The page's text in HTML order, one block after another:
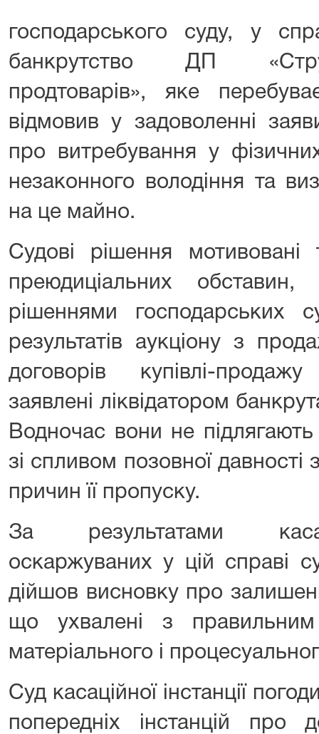
господарського суду, у
банкрутство ДП
продтоварів», яке
відмовив у задоволенні
про витребування у
незаконного володіння та
на це майно.
Судові рішення
преюдиціальних обставин,
рішеннями господарських
результатів аукціону з
договорів купівлі-
заявлені ліквідатором
Водночас вони не
зі спливом позовної давності
причин її пропуску.
За результатами
оскаржуваних у цій справі
дійшов висновку про
що ухвалені з
матеріального і
Суд касаційної інстанції
попередніх інстанцій про